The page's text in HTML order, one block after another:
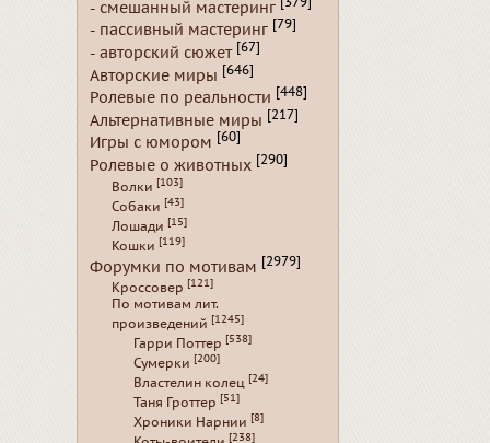
- смешанный мастеринг
- пассивный мастеринг [79]
- авторский сюжет [67]
Авторские миры [646]
Ролевые по реальности [448]
Альтернативные миры [217]
Игры с юмором [60]
Ролевые о животных [290]
Волки [103]
Собаки [43]
Лошади [15]
Кошки [119]
Форумки по мотивам [2979]
Кроссовер [121]
По мотивам лит.
произведений [1245]
Гарри Поттер [538]
Сумерки [200]
Властелин колец [24]
Таня Гроттер [51]
Хроники Нарнии [8]
[238]